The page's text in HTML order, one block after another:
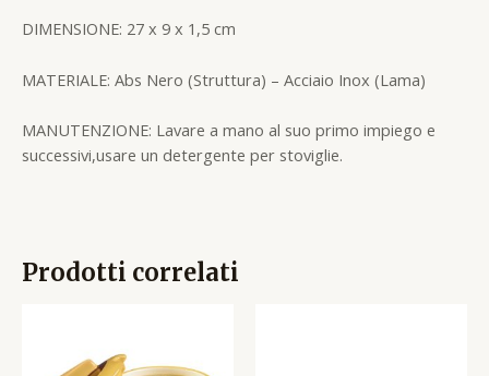
DIMENSIONE: 27 x 9 x 1,5 cm
MATERIALE: Abs Nero (Struttura) – Acciaio Inox (Lama)
MANUTENZIONE: Lavare a mano al suo primo impiego e
successivi,usare un detergente per stoviglie.
Prodotti correlati